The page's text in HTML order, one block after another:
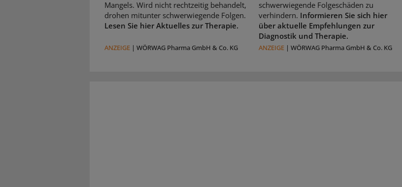
Mangels. Wird nicht rechtzeitig behandelt,
drohen mitunter schwerwiegende Folgen.
Lesen Sie hier Aktuelles zur Therapie.
ANZEIGE | WÖRWAG Pharma GmbH & Co. KG
schwerwiegende Folgeschäden zu
verhindern. Informieren Sie sich hier
über aktuelle Empfehlungen zur
Diagnostik und Therapie.
ANZEIGE |WÖRWAG Pharma GmbH & Co. KG